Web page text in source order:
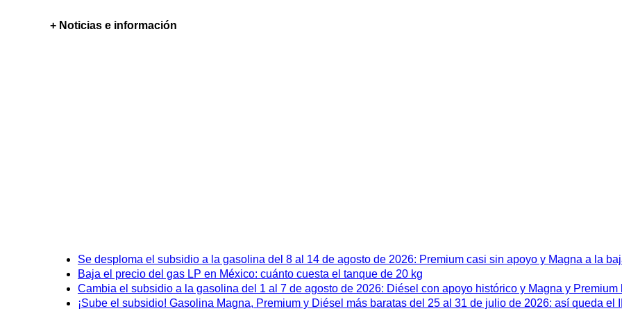
+ Noticias e información
Se desploma el subsidio a la gasolina del 8 al 14 de agosto de 2026: Premium casi sin apoyo y Magna a la
Baja el precio del gas LP en México: cuánto cuesta el tanque de 20 kg
Cambia el subsidio a la gasolina del 1 al 7 de agosto de 2026: Diésel con apoyo histórico y Magna y Premium
¡Sube el subsidio! Gasolina Magna, Premium y Diésel más baratas del 25 al 31 de julio de 2026: así queda el